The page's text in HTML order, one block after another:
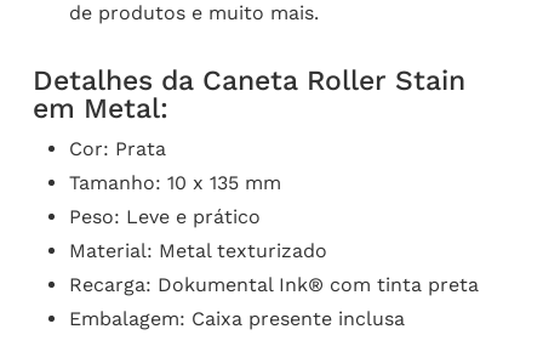
de produtos e muito mais.
Detalhes da Caneta Roller Stain
em Metal:
Cor: Prata
Tamanho: 10 x 135 mm
Peso: Leve e prático
Material: Metal texturizado
Recarga: Dokumental Ink® com tinta preta
Embalagem: Caixa presente inclusa